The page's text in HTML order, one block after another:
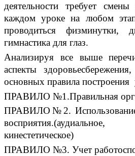
деятельности требует
каждом уроке на любом
проводиться физминутки,
гимнастика для глаз.
Анализируя все выше
аспекты
основных правила построения
ПРАВИЛО №1.Правильная
ПРАВИЛО№2. Использование
кинестетическое)
ПРАВИЛО №3. Учет